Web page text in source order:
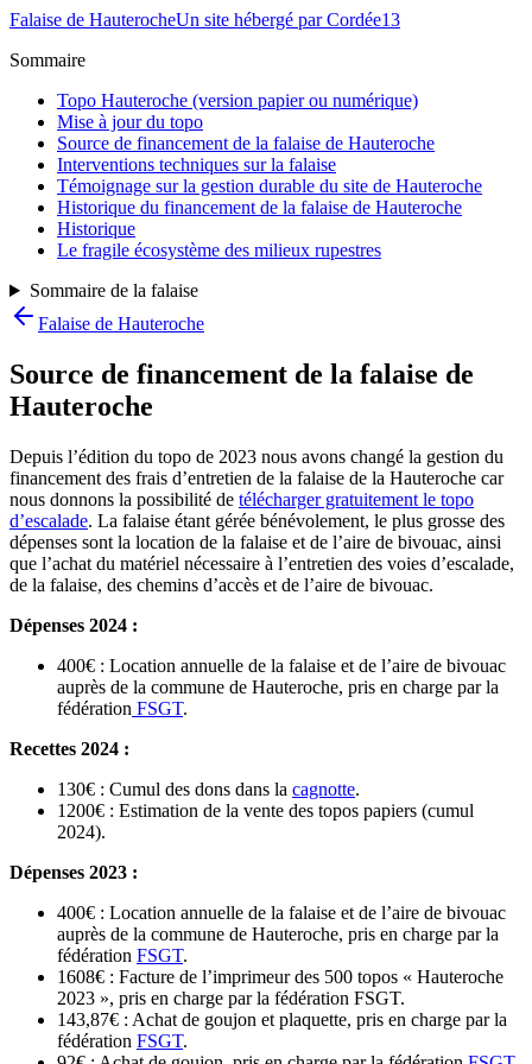
Falaise de HauterocheUn site hébergé par Cordée13
Sommaire
Topo Hauteroche (version papier ou numérique)
Mise à jour du topo
Source de financement de la falaise de Hauteroche
Interventions techniques sur la falaise
Témoignage sur la gestion durable du site de Hauteroche
Historique du financement de la falaise de Hauteroche
Historique
Le fragile écosystème des milieux rupestres
Sommaire de la falaise
Falaise de Hauteroche
Source de financement de la falaise de
Hauteroche
Depuis l’édition du topo de 2023 nous avons changé la gestion du
financement des frais d’entretien de la falaise de la Hauteroche car
nous donnons la possibilité de télécharger gratuitement le topo
d’escalade. La falaise étant gérée bénévolement, le plus grosse des
dépenses sont la location de la falaise et de l’aire de bivouac, ainsi
que l’achat du matériel nécessaire à l’entretien des voies d’escalade,
de la falaise, des chemins d’accès et de l’aire de bivouac.
Dépenses 2024 :
400€ : Location annuelle de la falaise et de l’aire de bivouac
auprès de la commune de Hauteroche, pris en charge par la
fédération FSGT.
Recettes 2024 :
130€ : Cumul des dons dans la cagnotte.
1200€ : Estimation de la vente des topos papiers (cumul
2024).
Dépenses 2023 :
400€ : Location annuelle de la falaise et de l’aire de bivouac
auprès de la commune de Hauteroche, pris en charge par la
fédération FSGT.
1608€ : Facture de l’imprimeur des 500 topos « Hauteroche
2023 », pris en charge par la fédération FSGT.
143,87€ : Achat de goujon et plaquette, pris en charge par la
fédération FSGT.